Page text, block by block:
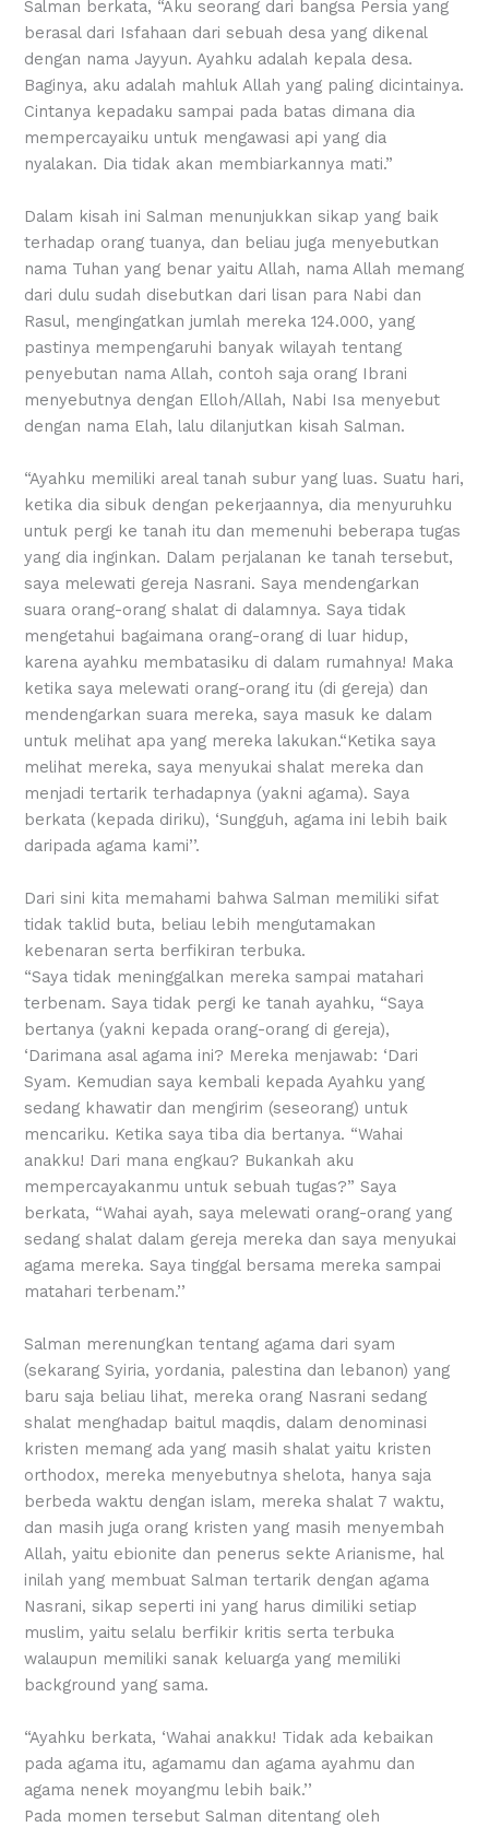
Salman berkata, “Aku seorang dari bangsa Persia yang
berasal dari Isfahaan dari sebuah desa yang dikenal
dengan nama Jayyun. Ayahku adalah kepala desa.
Baginya, aku adalah mahluk Allah yang paling dicintainya.
Cintanya kepadaku sampai pada batas dimana dia
mempercayaiku untuk mengawasi api yang dia
nyalakan. Dia tidak akan membiarkannya mati.”
Dalam kisah ini Salman menunjukkan sikap yang baik
terhadap orang tuanya, dan beliau juga menyebutkan
nama Tuhan yang benar yaitu Allah, nama Allah memang
dari dulu sudah disebutkan dari lisan para Nabi dan
Rasul, mengingatkan jumlah mereka 124.000, yang
pastinya mempengaruhi banyak wilayah tentang
penyebutan nama Allah, contoh saja orang Ibrani
menyebutnya dengan Elloh/Allah, Nabi Isa menyebut
dengan nama Elah, lalu dilanjutkan kisah Salman.
“Ayahku memiliki areal tanah subur yang luas. Suatu hari,
ketika dia sibuk dengan pekerjaannya, dia menyuruhku
untuk pergi ke tanah itu dan memenuhi beberapa tugas
yang dia inginkan. Dalam perjalanan ke tanah tersebut,
saya melewati gereja Nasrani. Saya mendengarkan
suara orang-orang shalat di dalamnya. Saya tidak
mengetahui bagaimana orang-orang di luar hidup,
karena ayahku membatasiku di dalam rumahnya! Maka
ketika saya melewati orang-orang itu (di gereja) dan
mendengarkan suara mereka, saya masuk ke dalam
untuk melihat apa yang mereka lakukan.“Ketika saya
melihat mereka, saya menyukai shalat mereka dan
menjadi tertarik terhadapnya (yakni agama). Saya
berkata (kepada diriku), ‘Sungguh, agama ini lebih baik
daripada agama kami’’.
Dari sini kita memahami bahwa Salman memiliki sifat
tidak taklid buta, beliau lebih mengutamakan
kebenaran serta berfikiran terbuka.
“Saya tidak meninggalkan mereka sampai matahari
terbenam. Saya tidak pergi ke tanah ayahku, “Saya
bertanya (yakni kepada orang-orang di gereja),
‘Darimana asal agama ini? Mereka menjawab: ‘Dari
Syam. Kemudian saya kembali kepada Ayahku yang
sedang khawatir dan mengirim (seseorang) untuk
mencariku. Ketika saya tiba dia bertanya. “Wahai
anakku! Dari mana engkau? Bukankah aku
mempercayakanmu untuk sebuah tugas?” Saya
berkata, “Wahai ayah, saya melewati orang-orang yang
sedang shalat dalam gereja mereka dan saya menyukai
agama mereka. Saya tinggal bersama mereka sampai
matahari terbenam.’’
Salman merenungkan tentang agama dari syam
(sekarang Syiria, yordania, palestina dan lebanon) yang
baru saja beliau lihat, mereka orang Nasrani sedang
shalat menghadap baitul maqdis, dalam denominasi
kristen memang ada yang masih shalat yaitu kristen
orthodox, mereka menyebutnya shelota, hanya saja
berbeda waktu dengan islam, mereka shalat 7 waktu,
dan masih juga orang kristen yang masih menyembah
Allah, yaitu ebionite dan penerus sekte Arianisme, hal
inilah yang membuat Salman tertarik dengan agama
Nasrani, sikap seperti ini yang harus dimiliki setiap
muslim, yaitu selalu berfikir kritis serta terbuka
walaupun memiliki sanak keluarga yang memiliki
background yang sama.
“Ayahku berkata, ‘Wahai anakku! Tidak ada kebaikan
pada agama itu, agamamu dan agama ayahmu dan
agama nenek moyangmu lebih baik.’’
Pada momen tersebut Salman ditentang oleh